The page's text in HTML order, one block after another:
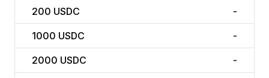
200 USDC -
1000 USDC -
2000 USDC -